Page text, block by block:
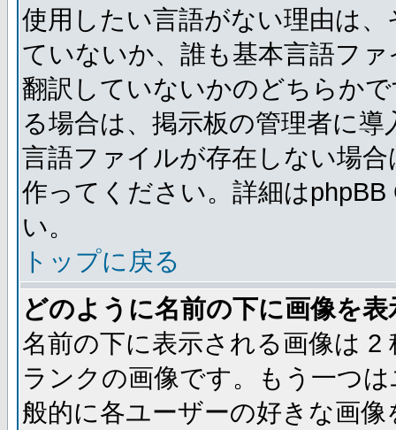
使用したい言語がない理由は
ていないか、誰も基本言語フ
翻訳していないかのどちらか
る場合は、掲示板の管理者に
言語ファイルが存在しない場
作ってください。詳細は
い。
トップに戻る
どのように名前の下に画像を
名前の下に表示される画像は
ランクの画像です。もう一つ
般的に各ユーザーの好きな画